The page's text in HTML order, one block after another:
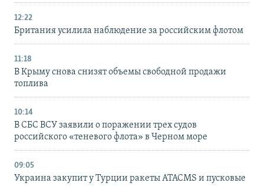
12:22
Британия усилила наблюдение за российским флотом
11:18
В Крыму снова снизят объемы свободной продажи
топлива
10:14
В СБС ВСУ заявили о поражении трех судов
российского «теневого флота» в Черном море
09:05
Украина закупит у Турции ракеты ATACMS и пусковые